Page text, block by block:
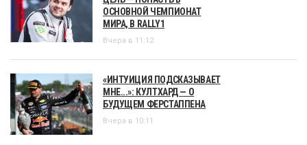
ОСНОВНОЙ ЧЕМПИОНАТ
МИРА, В RALLY1
Вчера в 11:12
«ИНТУИЦИЯ ПОДСКАЗЫВАЕТ
МНЕ...»: КУЛТХАРД — О
БУДУЩЕМ ФЕРСТАППЕНА
Вчера в 10:11